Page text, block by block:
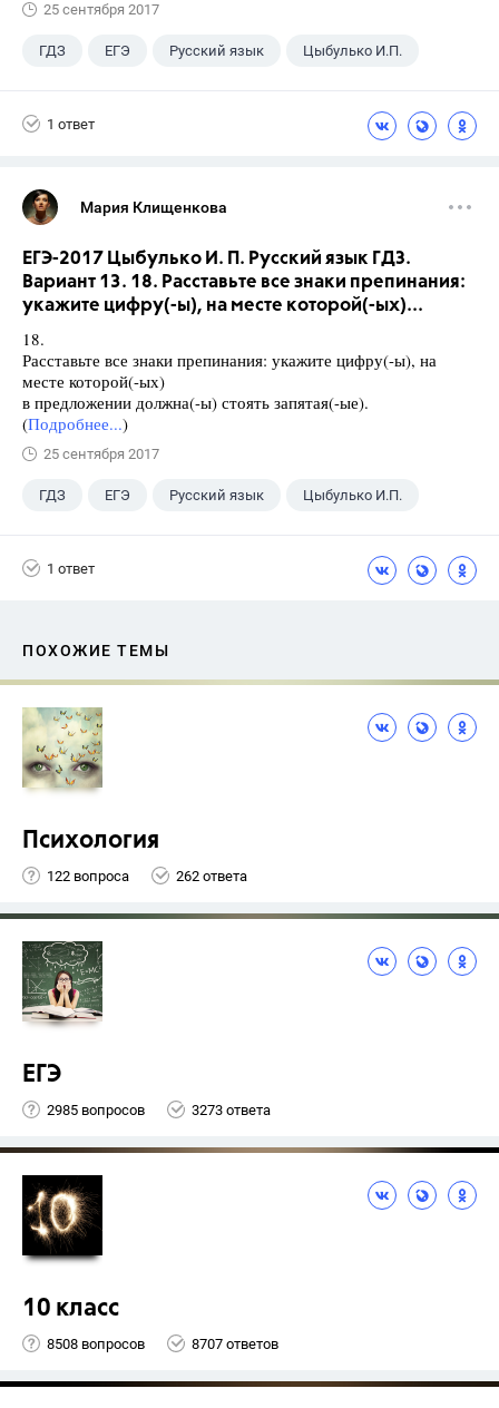
25 сентября 2017
ГДЗ ЕГЭ Русский язык Цыбулько И.П.
1 ответ
Мария Клищенкова
ЕГЭ-2017 Цыбулько И. П. Русский язык ГДЗ.
Вариант 13. 18. Расставьте все знаки препинания:
укажите цифру(-ы), на месте которой(-ых)...
18.
Расставьте все знаки препинания: укажите цифру(-ы), на
месте которой(-ых)
в предложении должна(-ы) стоять запятая(-ые).
(Подробнее...)
25 сентября 2017
ГДЗ ЕГЭ Русский язык Цыбулько И.П.
1 ответ
ПОХОЖИЕ ТЕМЫ
Психология
122 вопроса 262 ответа
ЕГЭ
2985 вопросов 3273 ответа
10 класс
8508 вопросов 8707 ответов